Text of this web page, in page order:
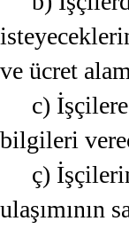
ve ücret
c)
bilgileri
ç)
ulaşımının